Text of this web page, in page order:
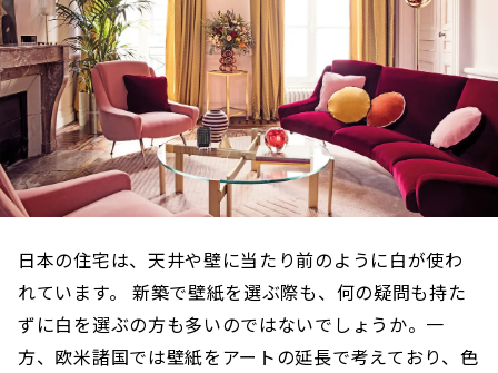
日本の住宅は、天井や壁に当たり前のように白が使わ
れています。 新築で壁紙を選ぶ際も、何の疑問も持た
ずに白を選ぶの方も多いのではないでしょうか。一
方、欧米諸国では壁紙をアートの延長で考えており、色